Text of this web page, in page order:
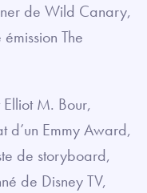
de Wild Canary,
The
M. Bour,
d’un Emmy Award,
de storyboard,
de Disney TV,